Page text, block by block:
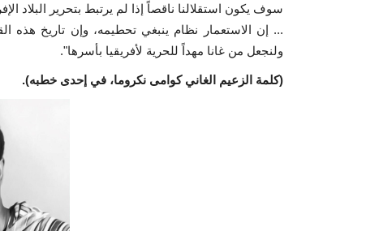
سوف يكون استقلالنا ناقصاً إذا لم يرتبط بتحرير البلاد
... إن الاستعمار نظام ينبغي تحطيمه، وإن تاريخ هذه
ولنجعل من غانا مهداً للحرية لأفريقيا بأسرها".
(كلمة الزعيم الغاني كوامى نكروما، في إحدى خطبه).